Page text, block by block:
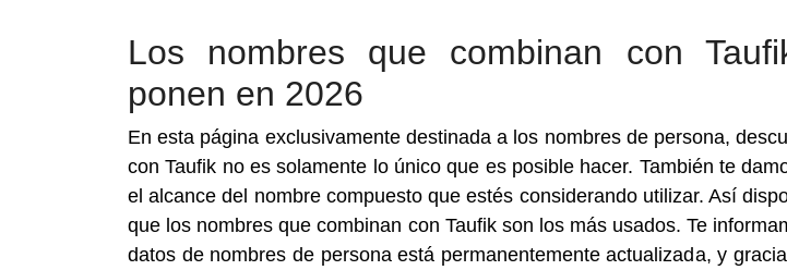
Los nombres que combinan con
ponen en 2026
En esta página exclusivamente destinada a los nombres de persona,
con Taufik no es solamente lo único que es posible hacer. También te
el alcance del nombre compuesto que estés considerando utilizar. Así
que los nombres que combinan con Taufik son los más usados. Te
datos de nombres de persona está permanentemente actualizada, y